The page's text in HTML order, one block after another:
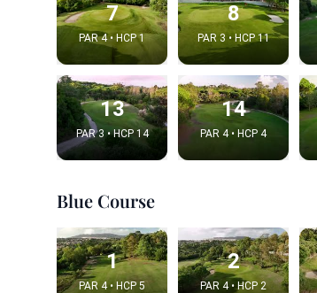
7
PAR 4 • HCP 1
8
PAR 3 • HCP 11
13
PAR 3 • HCP 14
14
PAR 4 • HCP 4
Blue Course
1
PAR 4 • HCP 5
2
PAR 4 • HCP 2